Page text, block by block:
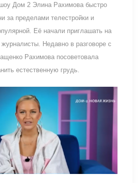
Дом 2 Элина Рахимова быстро
за пределами телестройки и
Её начали приглашать на
Недавно в разговоре с
Рахимова посоветовала
естественную грудь.